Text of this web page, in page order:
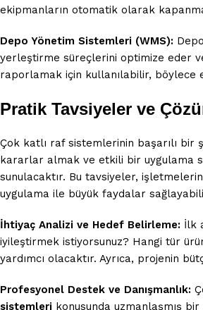
ekipmanların otomatik olarak
Depo Yönetim Sistemleri (WMS):
yerleştirme süreçlerini optimize eder
raporlamak için kullanılabilir,
Pratik Tavsiyeler ve
Çok katlı raf sistemlerinin başarılı bir
kararlar almak ve etkili bir uygulama
sunulacaktır. Bu tavsiyeler,
uygulama ile büyük faydalar
İhtiyaç Analizi ve Hedef Belirleme: İlk
iyileştirmek istiyorsunuz? Hangi tür
yardımcı olacaktır. Ayrıca, projenin
Profesyonel Destek ve Danışmanlık:
sistemleri konusunda uzmanlaşmış